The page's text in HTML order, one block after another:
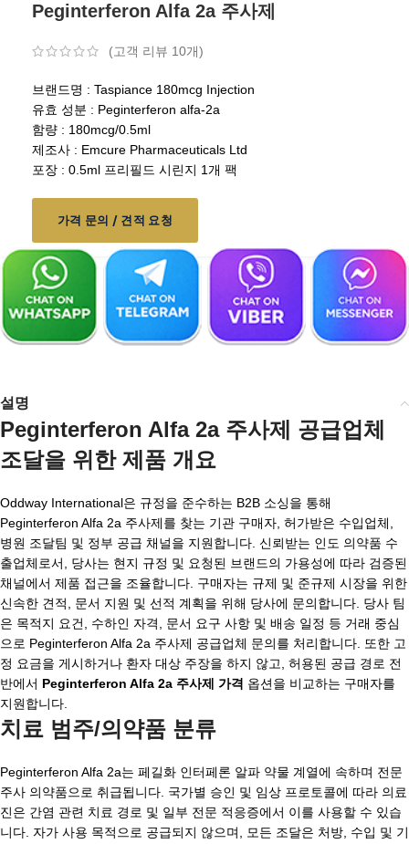
Peginterferon Alfa 2a 주사제
(고객 리뷰 10개)
브랜드명 : Taspiance 180mcg Injection
유효 성분 : Peginterferon alfa-2a
함량 : 180mcg/0.5ml
제조사 : Emcure Pharmaceuticals Ltd
포장 : 0.5ml 프리필드 시린지 1개 팩
가격 문의 / 견적 요청
설명
Peginterferon Alfa 2a 주사제 공급업체
조달을 위한 제품 개요
Oddway International은 규정을 준수하는 B2B 소싱을 통해
Peginterferon Alfa 2a 주사제를 찾는 기관 구매자, 허가받은 수입업체,
병원 조달팀 및 정부 공급 채널을 지원합니다. 신뢰받는 인도 의약품 수
출업체로서, 당사는 현지 규정 및 요청된 브랜드의 가용성에 따라 검증된
채널에서 제품 접근을 조율합니다. 구매자는 규제 및 준규제 시장을 위한
신속한 견적, 문서 지원 및 선적 계획을 위해 당사에 문의합니다. 당사 팀
은 목적지 요건, 수하인 자격, 문서 요구 사항 및 배송 일정 등 거래 중심
으로 Peginterferon Alfa 2a 주사제 공급업체 문의를 처리합니다. 또한 고
정 요금을 게시하거나 환자 대상 주장을 하지 않고, 허용된 공급 경로 전
반에서 Peginterferon Alfa 2a 주사제 가격 옵션을 비교하는 구매자를
지원합니다.
치료 범주/의약품 분류
Peginterferon Alfa 2a는 페길화 인터페론 알파 약물 계열에 속하며 전문
주사 의약품으로 취급됩니다. 국가별 승인 및 임상 프로토콜에 따라 의료
진은 간염 관련 치료 경로 및 일부 전문 적응증에서 이를 사용할 수 있습
니다. 자가 사용 목적으로 공급되지 않으며, 모든 조달은 처방, 수입 및 기